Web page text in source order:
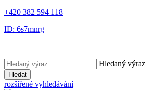
+420 382 594 118
ID: 6s7mnrg
Hledaný výraz
Hledat
rozšířené vyhledávání